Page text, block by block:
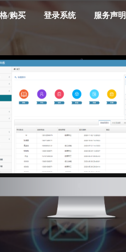
/购买 登录系统 服务声明